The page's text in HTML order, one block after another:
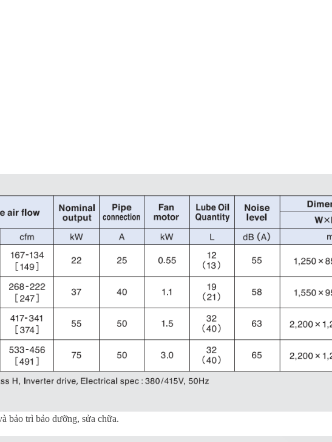
bảo trì bảo dưỡng, sửa chữa.